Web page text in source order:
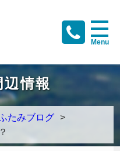
辺情報
たみブログ
>